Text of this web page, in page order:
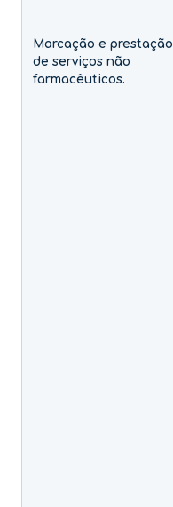
Marcação e prestação
de serviços não
farmacêuticos.